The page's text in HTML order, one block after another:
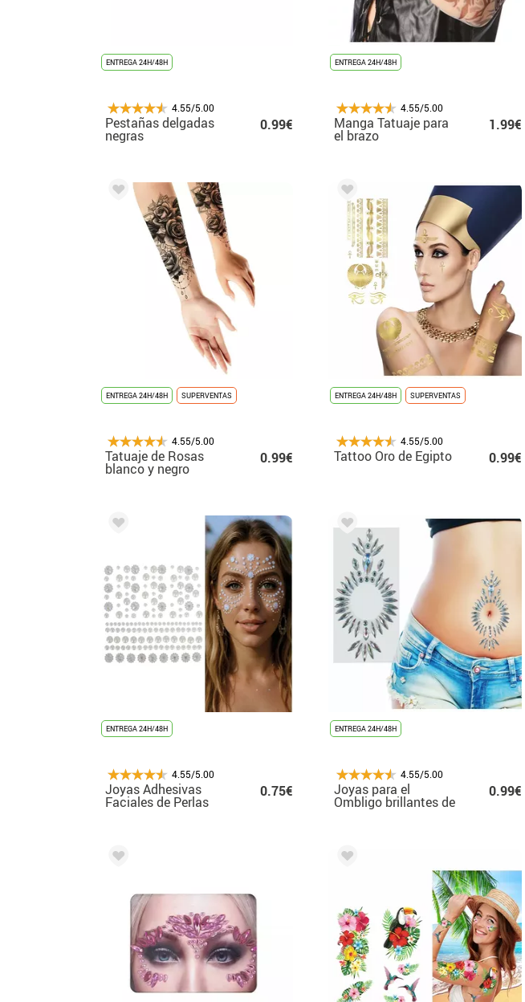
ENTREGA 24H/48H
4.55/5.00
Pestañas delgadas
negras
0.99€
ENTREGA 24H/48H
4.55/5.00
Manga Tatuaje para
el brazo
1.99€
ENTREGA 24H/48H SUPERVENTAS
4.55/5.00
Tatuaje de Rosas
blanco y negro
0.99€
ENTREGA 24H/48H SUPERVENTAS
4.55/5.00
Tattoo Oro de Egipto 0.99€
ENTREGA 24H/48H
4.55/5.00
Joyas Adhesivas
Faciales de Perlas
0.75€
ENTREGA 24H/48H
4.55/5.00
Joyas para el
Ombligo brillantes de
12x20 cm adulto
0.99€